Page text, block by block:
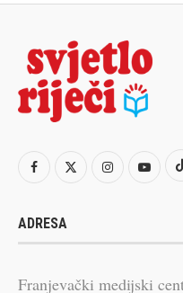
ADRESA
Franjevački medijski